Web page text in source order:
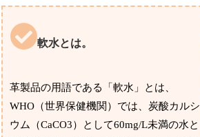
軟水とは。
革製品の用語である「軟水」とは、
WHO（世界保健機関）では、炭酸カルシ
ウム（CaCO3）として60mg/L未満の水と